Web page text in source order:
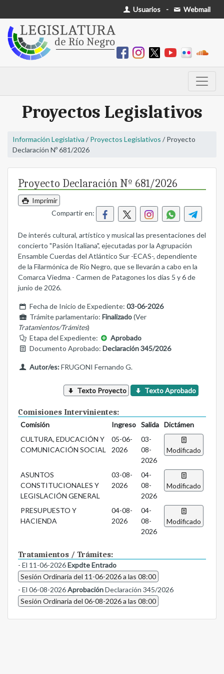
Usuarios - Webmail
Proyectos Legislativos
Información Legislativa / Proyectos Legislativos / Proyecto
Declaración Nº 681/2026
Proyecto Declaración Nº 681/2026
Imprimir
Compartir en:
De interés cultural, artístico y musical las presentaciones del
concierto "Pasión Italiana", ejecutadas por la Agrupación
Ensamble Cuerdas del Atlántico Sur -ECAS-, dependiente
de la Filarmónica de Río Negro, que se llevarán a cabo en la
Comarca Viedma - Carmen de Patagones los días 5 y 6 de
junio de 2026.
Fecha de Inicio de Expediente: 03-06-2026
Trámite parlamentario: Finalizado(Ver
Tratamientos/Trámites)
Etapa del Expediente:
Aprobado
Documento Aprobado: Declaración 345/2026
Autor/es:FRUGONI Fernando G.
Texto Proyecto Texto Aprobado
Comisiones Intervinientes:
Comisión Ingreso Salida
Dictámen
CULTURA, EDUCACIÓN Y
COMUNICACIÓN SOCIAL
05-06-
2026
03-
08-
2026
Modificado
ASUNTOS
CONSTITUCIONALES Y
LEGISLACIÓN GENERAL
03-08-
2026
04-
08-
2026
Modificado
PRESUPUESTO Y
HACIENDA
04-08-
2026
04-
08-
2026
Modificado
Tratamientos / Trámites:
- El 11-06-2026Expdte Entrado
Sesión Ordinaria del 11-06-2026 a las 08:00
- El 06-08-2026AprobaciónDeclaración 345/2026
Sesión Ordinaria del 06-08-2026 a las 08:00